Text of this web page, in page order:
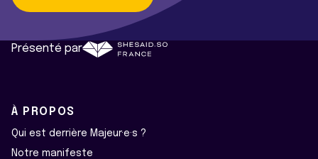
Présenté par
À PROPOS
Qui est derrière Majeur·e·s ?
Notre manifeste